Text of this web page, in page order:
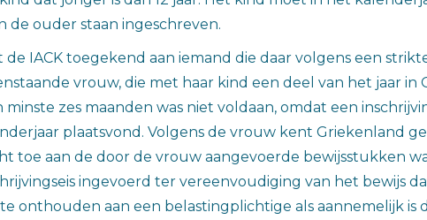
de ouder staan ingeschreven.
IACK toegekend aan iemand die daar volgens een
vrouw, die met haar kind een deel van het jaar in
zes maanden was niet voldaan, omdat een
plaatsvond. Volgens de vrouw kent Griekenland
toe aan de door de vrouw aangevoerde bewijsstukken
ingevoerd ter vereenvoudiging van het bewijs
onthouden aan een belastingplichtige als aannemelijk